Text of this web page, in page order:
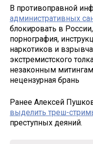
В противоправной
административных
блокировать в России,
порнография,
наркотиков и
экстремистского
незаконным митингам
нецензурная брань
Ранее Алексей
выделить треш-
преступных деяний.